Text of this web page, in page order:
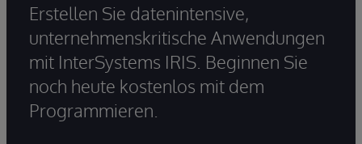
Erstellen Sie datenintensive,
unternehmenskritische Anwendungen
mit InterSystems IRIS. Beginnen Sie
noch heute kostenlos mit dem
Programmieren.